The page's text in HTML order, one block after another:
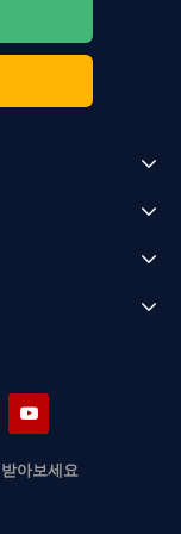
아보세요